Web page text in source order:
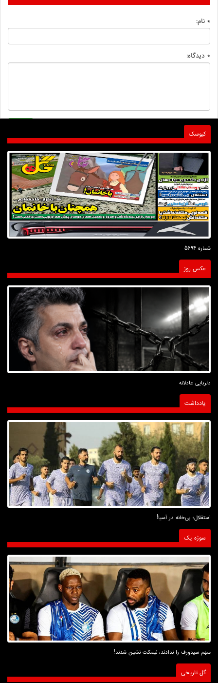
* نام:
* دیدگاه:
کیوسک
شماره 5694
عکس روز
دلربایی عادلانه
یادداشت
استقلال؛ بی‌خانه در آسیا!
سوژه یک
سهم سیدورف را ندادند، نیمکت نشین شدند!
گل تاریخی